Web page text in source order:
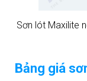
Sơn lót Maxilite
Bảng giá